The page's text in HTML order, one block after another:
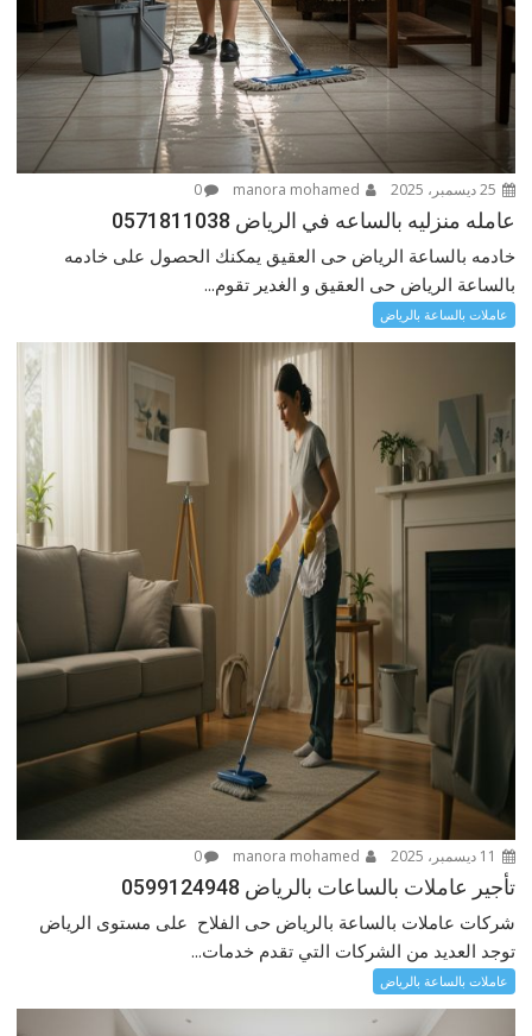
0
عامله منزليه بالساعه في الرياض 0571811038
خادمه بالساعة الرياض حى العقيق يمكنك الحصول على خادمه
بالساعة الرياض حى العقيق و الغدير تقوم...
عاملات بالساعة بالرياض
0
تأجير عاملات بالساعات بالرياض 0599124948
شركات عاملات بالساعة بالرياض حى الفلاح على مستوى الرياض
توجد العديد من الشركات التي تقدم خدمات...
عاملات بالساعة بالرياض